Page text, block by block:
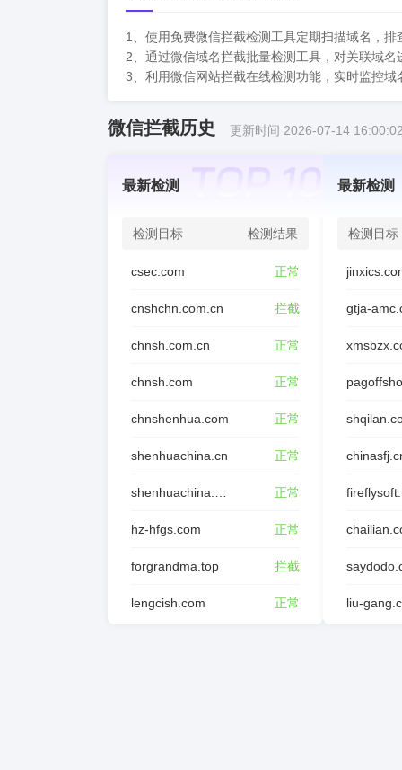
1、使用免费微信拦截检测工具定期扫描域名，
2、通过微信域名拦截批量检测工具，对关联域
3、利用微信网站拦截在线检测功能，实时监控
微信拦截历史 更新时间 2026-07-14
最新检测
检测目标 检测结果
csec.com 正常
cnshchn.com.cn 拦截
chnsh.com.cn 正常
chnsh.com 正常
chnshenhua.com 正常
shenhuachina.cn 正常
正常
hz-hfgs.com 正常
forgrandma.top 拦截
lengcish.com 正常
最新检测
检测目标
gtja-
liu-